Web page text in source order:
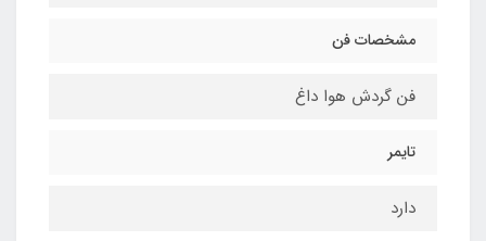
مشخصات فن
فن گردش هوا داغ
تایمر
دارد